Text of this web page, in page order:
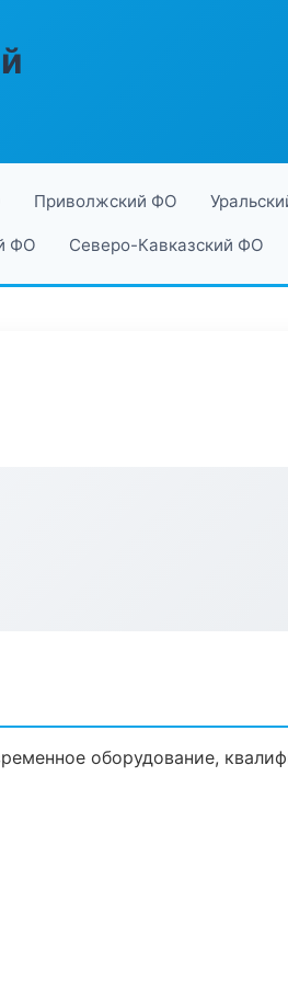
Приволжский ФО
ФО Северо-Кавказский ФО
оборудование,